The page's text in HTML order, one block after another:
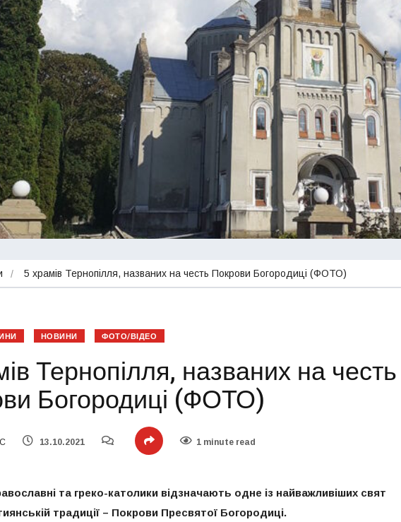
5 храмів Тернопілля, названих на честь Покрови Богородиці (ФОТО)
НОВИНИ ФОТО/ВІДЕО
Тернопілля, названих на честь
Богородиці (ФОТО)
13.10.2021 1 minute read
та греко-католики відзначають одне із найважливіших свят
традиції – Покрови Пресвятої Богородиці.